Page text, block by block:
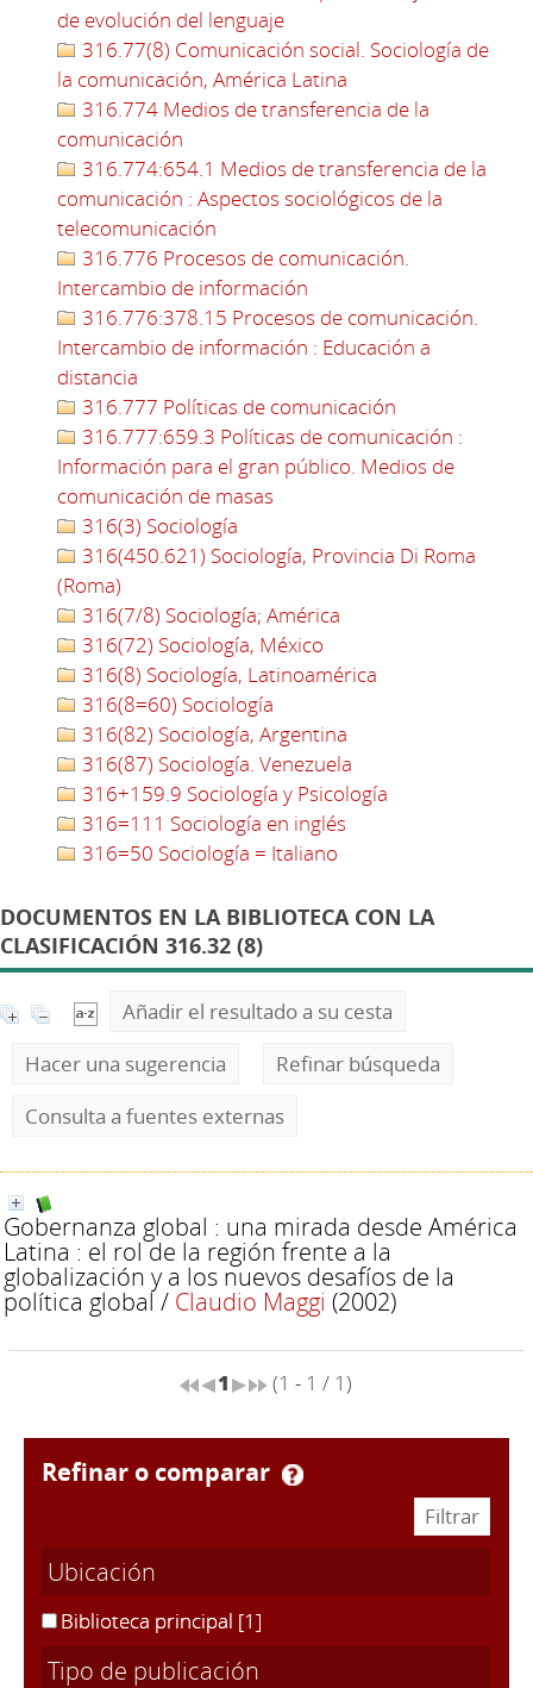
de evolución del lenguaje
316.77(8) Comunicación social. Sociología de
la comunicación, América Latina
316.774 Medios de transferencia de la
comunicación
316.774:654.1 Medios de transferencia de la
comunicación : Aspectos sociológicos de la
telecomunicación
316.776 Procesos de comunicación.
Intercambio de información
316.776:378.15 Procesos de comunicación.
Intercambio de información : Educación a
distancia
316.777 Políticas de comunicación
316.777:659.3 Políticas de comunicación :
Información para el gran público. Medios de
comunicación de masas
316(3) Sociología
316(450.621) Sociología, Provincia Di Roma
(Roma)
316(7/8) Sociología; América
316(72) Sociología, México
316(8) Sociología, Latinoamérica
316(8=60) Sociología
316(82) Sociología, Argentina
316(87) Sociología. Venezuela
316+159.9 Sociología y Psicología
316=111 Sociología en inglés
316=50 Sociología = Italiano
DOCUMENTOS EN LA BIBLIOTECA CON LA
CLASIFICACIÓN 316.32 (8)
Añadir el resultado a su cesta
Hacer una sugerencia
Refinar búsqueda
Consulta a fuentes externas
Gobernanza global : una mirada desde América
Latina : el rol de la región frente a la
globalización y a los nuevos desafíos de la
política global/ Claudio Maggi (2002)
1 (1 - 1 / 1)
refinar o comparar
Ubicación
Biblioteca principal [1]
Tipo de publicación